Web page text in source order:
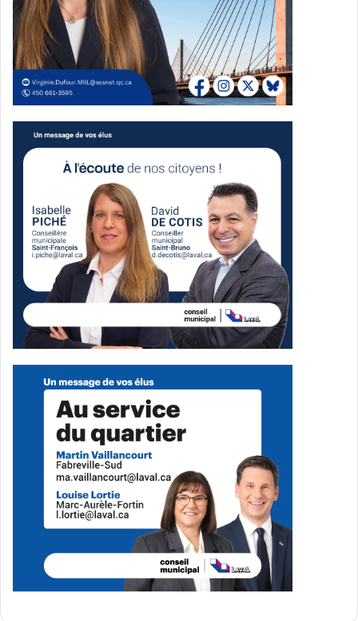
auteurs et courants intellectuels depuis plus de dix ans,
cette chronique sera une sorte de
laboratoire permanent pour explorer des récits,
sensibilités et vécus singuliers.
En somme, nous ferons à chaque chronique un voyage
textuel et parfois sonore pour se
mettre à la recherche des mots perdus.
Rendez-vous en juillet pour la première chronique
thématique officielle : la notion
d’œuvre classique en littérature et en musique.
Ludovic
À propos:
Ludovic Fortin-Turmel
est féru de littérature et de
musique et il habite Laval depuis 2023. Ses textes
abordent différents sujets culturels avec passion, plaisir et
Ludovic Fortin-Turmel
See Full Bio
Publicité sponsorisée par la conseillère municipale de Saint-François et David
De Cotis, conseiller municipal de Saint-Bruno